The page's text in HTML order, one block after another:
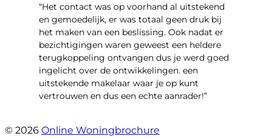
“Het contact was op voorhand al uitstekend
en gemoedelijk, er was totaal geen druk bij
het maken van een beslissing. Ook nadat er
bezichtigingen waren geweest een heldere
terugkoppeling ontvangen dus je werd goed
ingelicht over de ontwikkelingen. een
uitstekende makelaar waar je op kunt
vertrouwen en dus een echte aanrader!”
© 2026 Online Woningbrochure